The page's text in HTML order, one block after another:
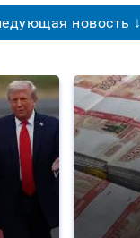
новость ↓